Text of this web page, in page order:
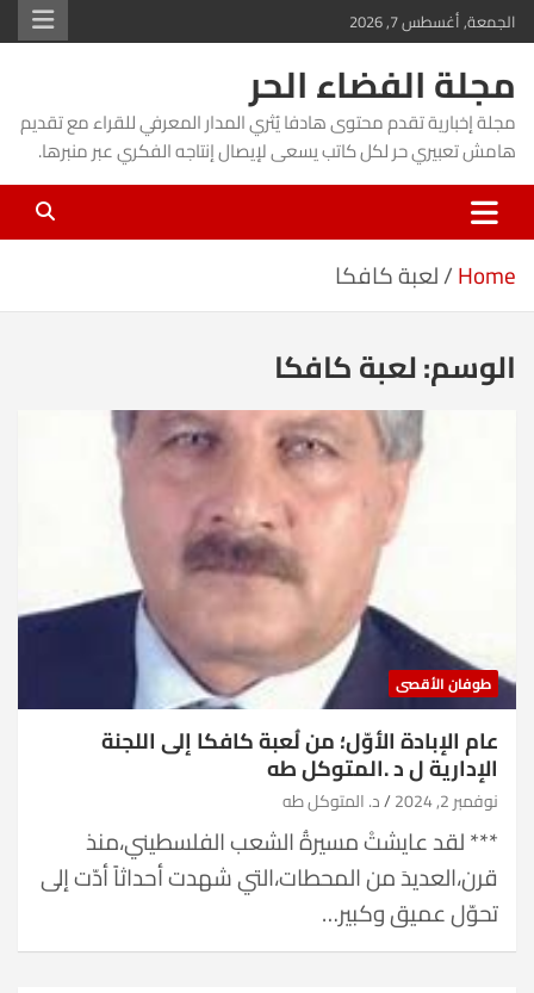
Skip
to
content
الجمعة, أغسطس 7, 2026
مجلة الفضاء الحر
مجلة إخبارية تقدم محتوى هادفا يُثري المدار المعرفي للقراء مع تقديم
هامش تعبيري حر لكل كاتب يسعى لإيصال إنتاجه الفكري عبر منبرها.
Home لعبة كافكا
الوسم:لعبة كافكا
طوفان الأقصى
عام الإبادة الأوّل؛ من لُعبة كافكا إلى اللجنة
الإدارية ل د .المتوكل طه
نوفمبر 2, 2024 د. المتوكل طه
*** لقد عايشتْ مسيرةُ الشعب الفلسطيني،منذ
قرن،العديدَ من المحطات،التي شهدت أحداثاً أدّت إلى
تحوّل عميق وكبير…